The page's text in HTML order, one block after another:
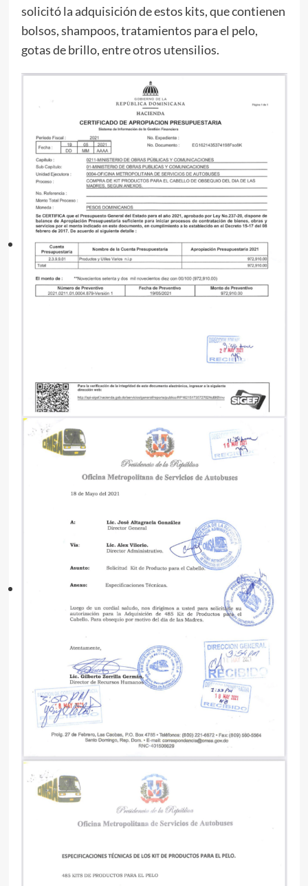
solicitó la adquisición de estos kits, que contienen
bolsos, shampoos, tratamientos para el pelo,
gotas de brillo, entre otros utensilios.